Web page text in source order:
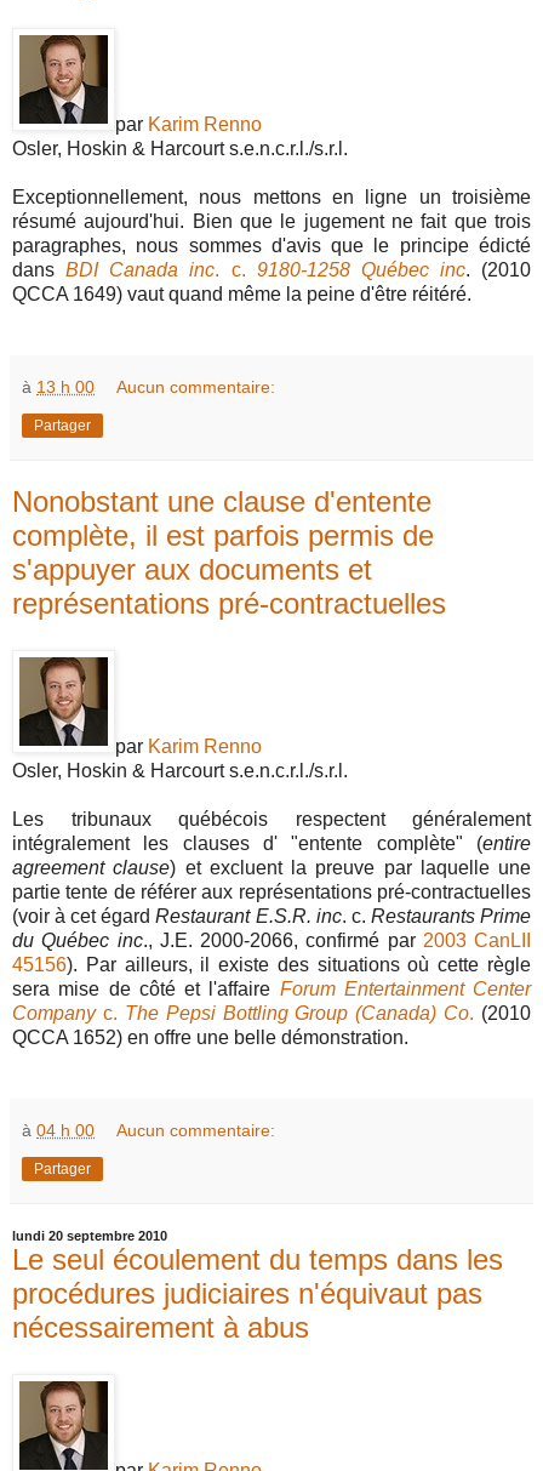
par Karim Renno
Osler, Hoskin & Harcourt s.e.n.c.r.l./s.r.l.
Exceptionnellement, nous mettons en ligne un troisième
résumé aujourd'hui. Bien que le jugement ne fait que trois
paragraphes, nous sommes d'avis que le principe édicté
dansBDI Canada inc. c. 9180-1258 Québec inc. (2010
QCCA 1649) vaut quand même la peine d'être réitéré.
à 13 h 00 Aucun commentaire:
Partager
Nonobstant une clause d'entente
complète, il est parfois permis de
s'appuyer aux documents et
représentations pré-contractuelles
par Karim Renno
Osler, Hoskin & Harcourt s.e.n.c.r.l./s.r.l.
Les tribunaux québécois respectent généralement
intégralement les clauses d' "entente complète" (entire
agreement clause) et excluent la preuve par laquelle une
partie tente de référer aux représentations pré-contractuelles
(voir à cet égardRestaurant E.S.R. inc. c. Restaurants Prime
du Québec inc., J.E. 2000-2066, confirmé par 2003 CanLII
45156). Par ailleurs, il existe des situations où cette règle
sera mise de côté et l'affaire Forum Entertainment Center
Companyc. The Pepsi Bottling Group (Canada) Co. (2010
QCCA 1652) en offre une belle démonstration.
à 04 h 00 Aucun commentaire:
Partager
lundi 20 septembre 2010
Le seul écoulement du temps dans les
procédures judiciaires n'équivaut pas
nécessairement à abus